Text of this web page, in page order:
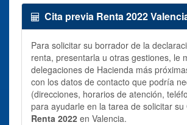
Cita previa Renta 2022
Para solicitar su borrador de la
renta, presentarla u otras gestiones, le
delegaciones de Hacienda más
con los datos de contacto que podría
(direcciones, horarios de atención,
para ayudarle en la tarea de solicitar su
Renta 2022 en Valencia.